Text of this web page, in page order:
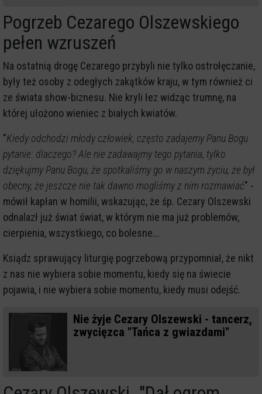
Pogrzeb Cezarego Olszewskiego
pełen wzruszeń
Na ostatnią drogę Cezarego przybyli nie tylko ostrołęczanie,
były też osoby z odegłych zakątków kraju, w tym również ci
ze świata show-biznesu. Nie kryli łez widząc trumnę, na
której ułożono wieniec z białych kwiatów.
"Kiedy odchodzi młody człowiek, często zadajemy Panu Bogu
pytanie: dlaczego? Ale nie zadawajmy tego pytania, tylko
dziękujmy Panu Bogu, że spotkaliśmy go w naszym życiu, że był
obecny, że jeszcze nie tak dawno mogliśmy z nim rozmawiać" -
mówił kapłan w homilii, wskazując, że śp. Cezary Olszewski
odnalazł już świat świat, w którym nie ma już problemów,
cierpienia, wszystkiego, co bolesne...
Ksiądz sprawujący liturgię pogrzebową przypomniał, że nikt
z nas nie wybiera sobie momentu, kiedy się na świecie
pojawia, i nie wybiera sobie momentu, kiedy musi odejść.
Nie żyje Cezary Olszewski - tancerz,
zwycięzca "Tańca z gwiazdami"